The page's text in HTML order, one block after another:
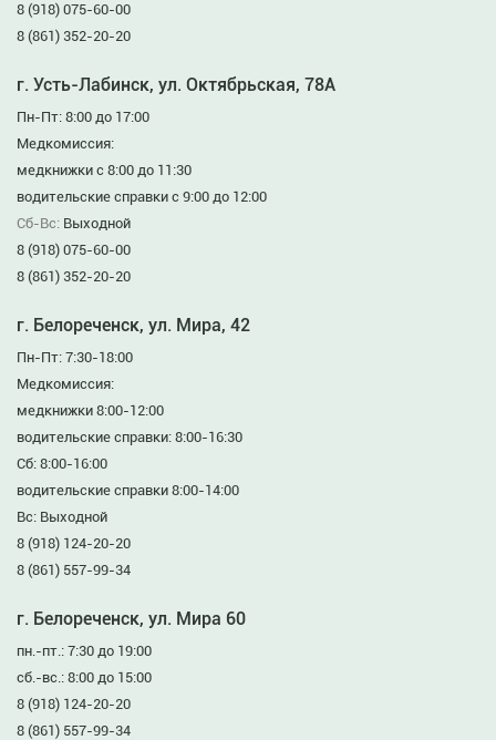
8 (918) 075-60-00
8 (861) 352-20-20
г. Усть-Лабинск, ул. Октябрьская, 78А
Пн-Пт: 8:00 до 17:00
Медкомиссия:
медкнижки с 8:00 до 11:30
водительские справки с 9:00 до 12:00
Сб-Вс: Выходной
8 (918) 075-60-00
8 (861) 352-20-20
г. Белореченск, ул. Мира, 42
Пн-Пт: 7:30-18:00
Медкомиссия:
медкнижки 8:00-12:00
водительские справки: 8:00-16:30
Сб: 8:00-16:00
водительские справки 8:00-14:00
Вс: Выходной
8 (918) 124-20-20
8 (861) 557-99-34
г. Белореченск, ул. Мира 60
пн.-пт.: 7:30 до 19:00
сб.-вс.: 8:00 до 15:00
8 (918) 124-20-20
8 (861) 557-99-34